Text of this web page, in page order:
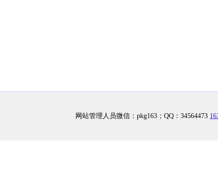
网站管理人员微信：pkg163；QQ：34564473